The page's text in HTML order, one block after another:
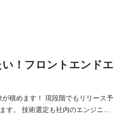
！フロントエンドエ
が積めます！ 現段階でもリリース予
す。 技術選定も社内のエンジニア